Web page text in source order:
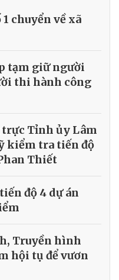
chuyển về xã
tạm giữ người
thi hành công
Tỉnh ủy Lâm
kiểm tra tiến độ
Thiết
độ 4 dự án
Truyền hình
hội tụ để vươn